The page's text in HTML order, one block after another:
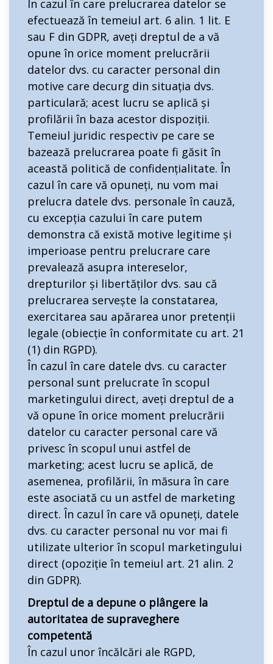
În cazul în care prelucrarea datelor se
efectuează în temeiul art. 6 alin. 1 lit. E
sau F din GDPR, aveți dreptul de a vă
opune în orice moment prelucrării
datelor dvs. cu caracter personal din
motive care decurg din situația dvs.
particulară; acest lucru se aplică și
profilării în baza acestor dispoziții.
Temeiul juridic respectiv pe care se
bazează prelucrarea poate fi găsit în
această politică de confidențialitate. În
cazul în care vă opuneți, nu vom mai
prelucra datele dvs. personale în cauză,
cu excepția cazului în care putem
demonstra că există motive legitime și
imperioase pentru prelucrare care
prevalează asupra intereselor,
drepturilor și libertăților dvs. sau că
prelucrarea servește la constatarea,
exercitarea sau apărarea unor pretenții
legale (obiecție în conformitate cu art. 21
(1) din RGPD).
În cazul în care datele dvs. cu caracter
personal sunt prelucrate în scopul
marketingului direct, aveți dreptul de a
vă opune în orice moment prelucrării
datelor cu caracter personal care vă
privesc în scopul unui astfel de
marketing; acest lucru se aplică, de
asemenea, profilării, în măsura în care
este asociată cu un astfel de marketing
direct. În cazul în care vă opuneți, datele
dvs. cu caracter personal nu vor mai fi
utilizate ulterior în scopul marketingului
direct (opoziție în temeiul art. 21 alin. 2
din GDPR).
Dreptul de a depune o plângere la
autoritatea de supraveghere
competentă
În cazul unor încălcări ale RGPD,